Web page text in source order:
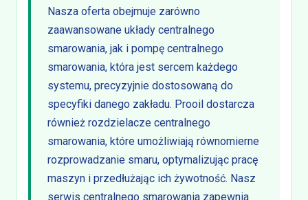
Nasza oferta obejmuje zarówno
zaawansowane układy centralnego
smarowania, jak i pompę centralnego
smarowania, która jest sercem każdego
systemu, precyzyjnie dostosowaną do
specyfiki danego zakładu. Prooil dostarcza
również rozdzielacze centralnego
smarowania, które umożliwiają równomierne
rozprowadzanie smaru, optymalizując pracę
maszyn i przedłużając ich żywotność. Nasz
serwis centralnego smarowania zapewnia